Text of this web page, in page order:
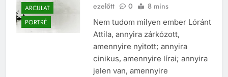
ARCULAT
PORTRÉ
ezelőtt
0 8 mins
Nem tudom milyen ember Lóránt
Attila, annyira zárkózott,
amennyire nyitott; annyira
cinikus, amennyire lírai; annyira
jelen van, amennyire